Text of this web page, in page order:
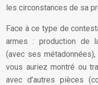
les circonstances de sa
Face à ce type de
armes : production de
(avec ses
vous auriez montré ou
avec d’autres pièces